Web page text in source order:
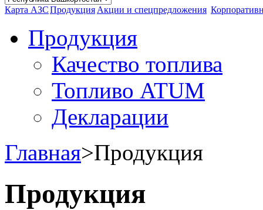
Карта АЗСПродукция Акции и спецпредложения
Продукция
Качество топлива
Топливо ATUM
Декларации
Главная>Продукция
Продукция